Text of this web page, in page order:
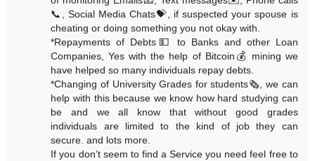
📞, Social Media Chats💝, if suspected your spouse is
cheating or doing something you not okay with.
*Repayments of Debts💵 to Banks and other Loan
Companies, Yes with the help of Bitcoin💰 mining we
have helped so many individuals repay debts.
*Changing of University Grades for students🗞, we can
help with this because we know how hard studying can
be and we all know that without good grades
individuals are limited to the kind of job they can
secure. and lots more.
If you don’t seem to find a Service you need feel free to